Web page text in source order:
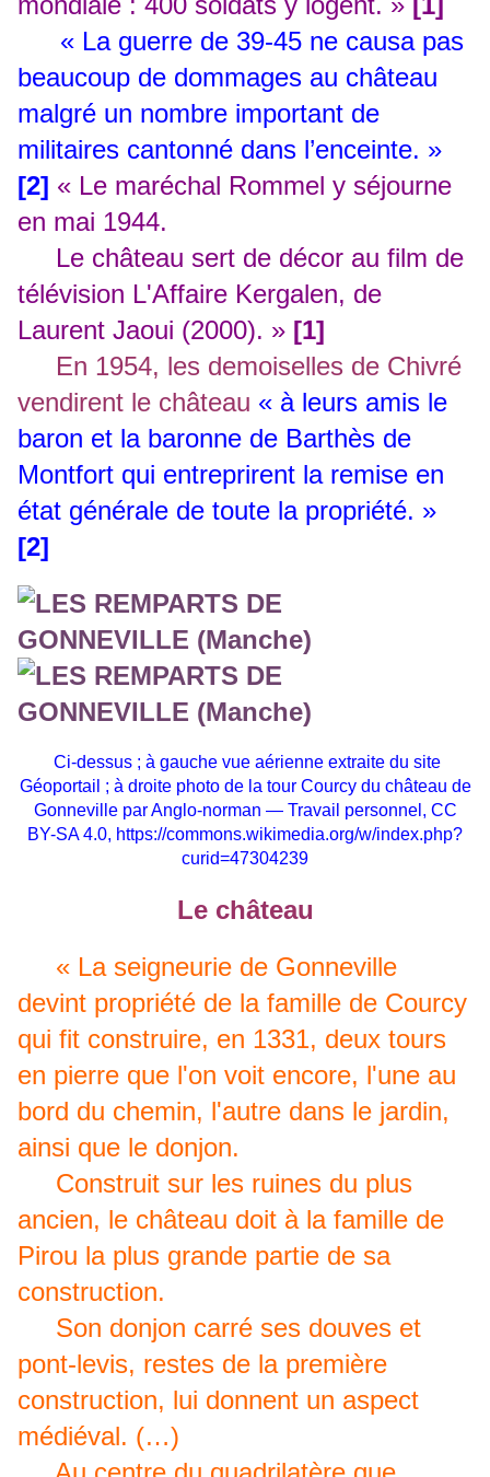
« La guerre de 39-45 ne causa pas
beaucoup de dommages au château
malgré un nombre important de
militaires cantonné dans l’enceinte. »
[2] « Le maréchal Rommel y séjourne
en mai 1944.
Le château sert de décor au film de
télévision L'Affaire Kergalen, de
Laurent Jaoui (2000). » [1]
En 1954, les demoiselles de Chivré
vendirent le château « à leurs amis le
baron et la baronne de Barthès de
Montfort qui entreprirent la remise en
état générale de toute la propriété. »
[2]
Ci-dessus ; à gauche vue aérienne extraite du site
Géoportail ; à droite photo de la tour Courcy du château de
Gonneville par Anglo-norman — Travail personnel, CC
BY-SA 4.0, https://commons.wikimedia.org/w/index.php?
curid=47304239
Le château
« La seigneurie de Gonneville
devint propriété de la famille de Courcy
qui fit construire, en 1331, deux tours
en pierre que l'on voit encore, l'une au
bord du chemin, l'autre dans le jardin,
ainsi que le donjon.
Construit sur les ruines du plus
ancien, le château doit à la famille de
Pirou la plus grande partie de sa
construction.
Son donjon carré ses douves et
pont-levis, restes de la première
construction, lui donnent un aspect
médiéval. (…)